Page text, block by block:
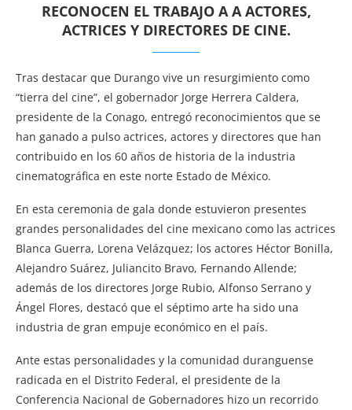
RECONOCEN EL TRABAJO A A ACTORES,
ACTRICES Y DIRECTORES DE CINE.
Tras destacar que Durango vive un resurgimiento como
“tierra del cine”, el gobernador Jorge Herrera Caldera,
presidente de la Conago, entregó reconocimientos que se
han ganado a pulso actrices, actores y directores que han
contribuido en los 60 años de historia de la industria
cinematográfica en este norte Estado de México.
En esta ceremonia de gala donde estuvieron presentes
grandes personalidades del cine mexicano como las actrices
Blanca Guerra, Lorena Velázquez; los actores Héctor Bonilla,
Alejandro Suárez, Juliancito Bravo, Fernando Allende;
además de los directores Jorge Rubio, Alfonso Serrano y
Ángel Flores, destacó que el séptimo arte ha sido una
industria de gran empuje económico en el país.
Ante estas personalidades y la comunidad duranguense
radicada en el Distrito Federal, el presidente de la
Conferencia Nacional de Gobernadores hizo un recorrido